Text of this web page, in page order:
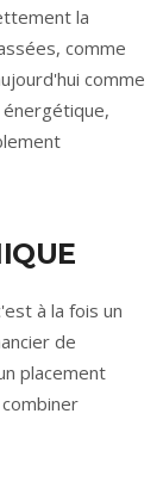
la
comme
comme
énergétique,
à la fois un
de
placement